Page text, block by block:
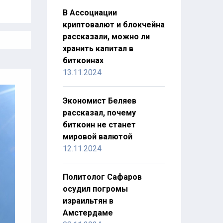
В Ассоциации
криптовалют и блокчейна
рассказали, можно ли
хранить капитал в
биткоинах
13.11.2024
Экономист Беляев
рассказал, почему
биткоин не станет
мировой валютой
12.11.2024
Политолог Сафаров
осудил погромы
израильтян в
Амстердаме